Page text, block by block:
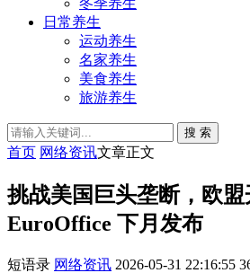
冬季养生
日常养生
运动养生
名家养生
美食养生
旅游养生
搜 索
首页 网络资讯文章正文
挑战美国巨头垄断，欧
EuroOffice 下月发布
短语录 网络资讯 2026-05-31 22:16:55